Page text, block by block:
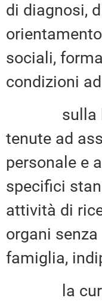
di diagnosi,
sociali,
condizioni
sulla
tenute ad
personale e
specifici
attività di
organi
famiglia,
la cura e